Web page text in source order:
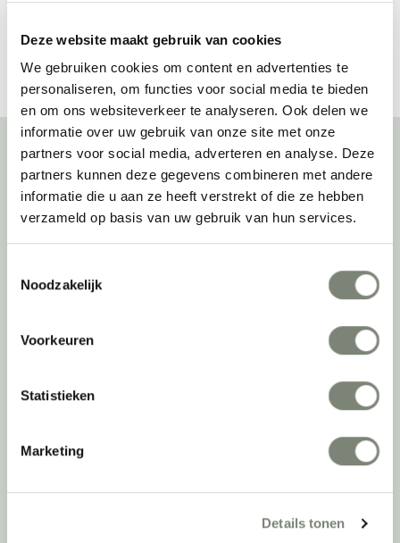
Deze website maakt gebruik van cookies
We gebruiken cookies om content en advertenties te
personaliseren, om functies voor social media te bieden
en om ons websiteverkeer te analyseren. Ook delen we
informatie over uw gebruik van onze site met onze
partners voor social media, adverteren en analyse. Deze
partners kunnen deze gegevens combineren met andere
informatie die u aan ze heeft verstrekt of die ze hebben
verzameld op basis van uw gebruik van hun services.
Noodzakelijk
Voorkeuren
Statistieken
Marketing
Details tonen
Over deprojectinrichter
Als grootste onafhankelijke projectinrichter én expert op het gebied
van de beste werkomgeving zetten we ons dagelijks met veel
realiseren: de allerbeste werkomgeving. En dat doen we niet alleen
met het oog op nu; dankzij ons duurzame en circulaire karakter
tweede leven kunnen geven, bijvoorbeeld. Maar ook door keer op
Belangrijke categorieën
Zitsta bureaus